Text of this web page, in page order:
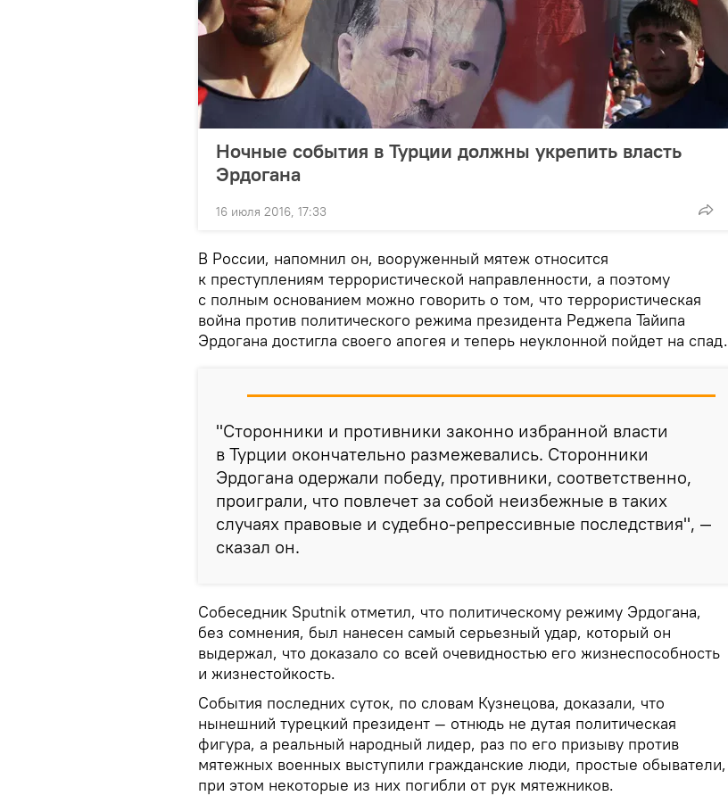
Ночные события в Турции должны укрепить власть
Эрдогана
16 июля 2016, 17:33
В России, напомнил он, вооруженный мятеж относится
к преступлениям террористической направленности, а поэтому
с полным основанием можно говорить о том, что террористическая
война против политического режима президента Реджепа Тайипа
Эрдогана достигла своего апогея и теперь неуклонной пойдет на спад.
"Сторонники и противники законно избранной власти
в Турции окончательно размежевались. Сторонники
Эрдогана одержали победу, противники, соответственно,
проиграли, что повлечет за собой неизбежные в таких
случаях правовые и судебно-репрессивные последствия", —
сказал он.
Собеседник Sputnik отметил, что политическому режиму Эрдогана,
без сомнения, был нанесен самый серьезный удар, который он
выдержал, что доказало со всей очевидностью его жизнеспособность
и жизнестойкость.
События последних суток, по словам Кузнецова, доказали, что
нынешний турецкий президент — отнюдь не дутая политическая
фигура, а реальный народный лидер, раз по его призыву против
мятежных военных выступили гражданские люди, простые обыватели,
при этом некоторые из них погибли от рук мятежников.